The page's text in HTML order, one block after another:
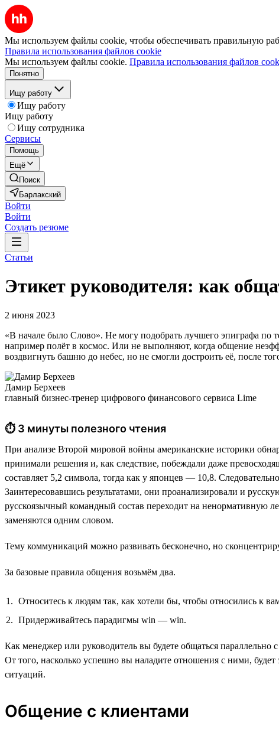
Мы используем файлы cookie, чтобы обеспечивать правильную
Правила использования файлов cookie
Мы используем файлы cookie. Правила использования файлов
Понятно
Ищу работу
Ищу работу
Ищу работу
Ищу сотрудника
Сервисы
Помощь
Ещё
Поиск
Барлакский
Войти
Войти
Создать резюме
Статьи
Этикет руководителя: как
2 июня 2023
«В начале было Слово». Не могу подобрать лучшего эпиграфа
например полёт в космос. Или не выполняют, когда общение
воздвигнуть башню до небес, но не смогли достроить её, после
Дамир Берхеев
главный бизнес-тренер цифрового финансового сервиса Lime
⏱ 3 минуты полезного чтения
При анализе Второй мировой войны американские историки
принимали решения и, как следствие, побеждали даже
составляет 5,2 символа, тогда как у японцев — 10,8.
Заинтересовавшись результатами, они проанализировали и
русскоязычный командный состав переходит на ненормативную
заменяются одним словом.
Тему коммуникаций можно развивать бесконечно, но
За базовые правила общения возьмём два.
Относитесь к людям так, как хотели бы, чтобы относились к
Придерживайтесь парадигмы win — win.
Как менеджер или руководитель вы будете общаться
От того, насколько успешно вы наладите отношения с ними,
ситуаций.
Общение с клиентами